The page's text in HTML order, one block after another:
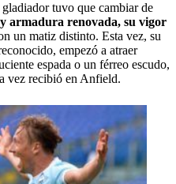
tuvo que cambiar de
armadura renovada, su vigor
un matiz distinto. Esta vez, su
empezó a atraer
espada o un férreo escudo,
vez recibió en Anfield.